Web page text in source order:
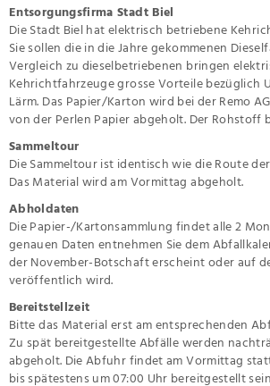
Entsorgungsfirma Stadt Biel
Die Stadt Biel hat elektrisch betriebene
Sie sollen die in die Jahre gekommenen
Vergleich zu dieselbetriebenen bringen
Kehrichtfahrzeuge grosse Vorteile bezüglich
Lärm. Das Papier/Karton wird bei der Remo
von der Perlen Papier abgeholt. Der Rohstoff
Sammeltour
Die Sammeltour ist identisch wie die Route
Das Material wird am Vormittag abgeholt.
Abholdaten
Die Papier-/Kartonsammlung findet alle 2
genauen Daten entnehmen Sie dem
der November-Botschaft erscheint oder auf
veröffentlich wird.
Bereitstellzeit
Bitte das Material erst am entsprechenden
Zu spät bereitgestellte Abfälle werden
abgeholt. Die Abfuhr findet am Vormittag
bis spätestens um 07:00 Uhr bereitgestellt